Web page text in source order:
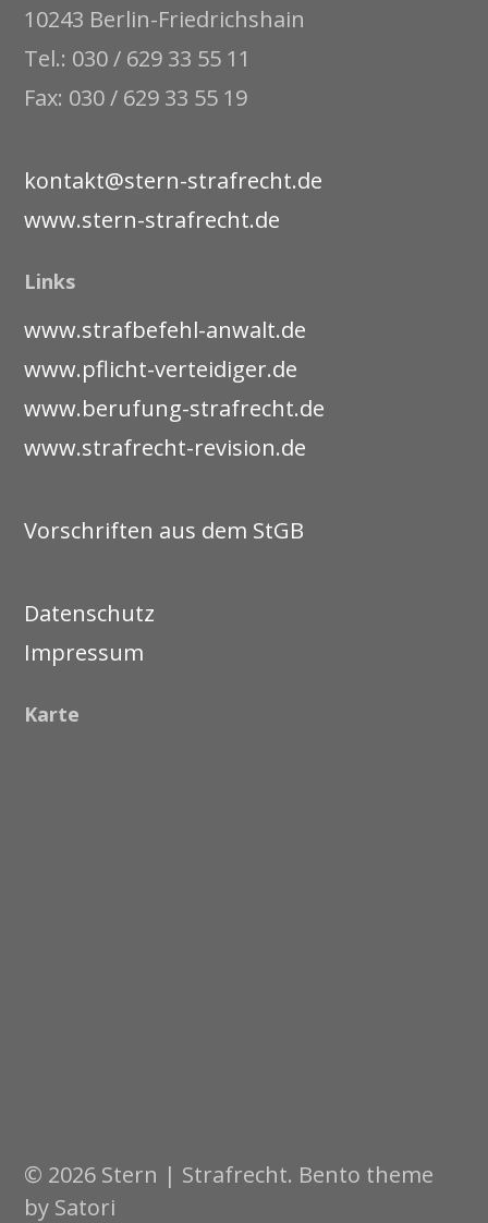
10243 Berlin-Friedrichshain
Tel.: 030 / 629 33 55 11
Fax: 030 / 629 33 55 19
kontakt@stern-strafrecht.de
www.stern-strafrecht.de
Links
www.strafbefehl-anwalt.de
www.pflicht-verteidiger.de
www.berufung-strafrecht.de
www.strafrecht-revision.de
Vorschriften aus dem StGB
Datenschutz
Impressum
Karte
© 2026 Stern | Strafrecht. Bento theme
by Satori